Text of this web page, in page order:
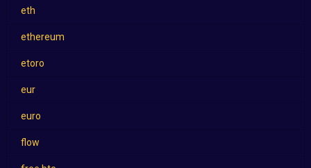
eth
ethereum
etoro
eur
euro
flow